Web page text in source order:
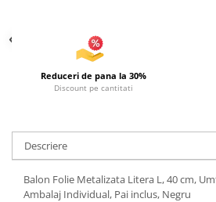
Accesorii biciclete
Ochelari de Protecţie
Articole pentru Copii
Articole diverse pentru copii
Reduceri de pana la 30%
Discount pe cantitati
Descriere
Balon Folie Metalizata Litera L, 40 cm,
Ambalaj Individual, Pai inclus, Negru